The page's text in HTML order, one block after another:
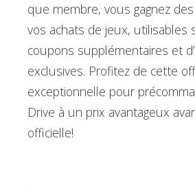
que membre, vous gagnez
vos achats de jeux, utilisables
coupons supplémentaires et
exclusives. Profitez de cette
exceptionnelle pour
Drive à un prix avantageux
officielle!